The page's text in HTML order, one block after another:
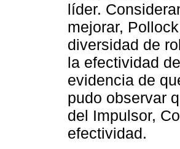
líder.
mejorar,
diversidad de
la efectividad
evidencia de
pudo observar
del Impulsor,
efectividad.